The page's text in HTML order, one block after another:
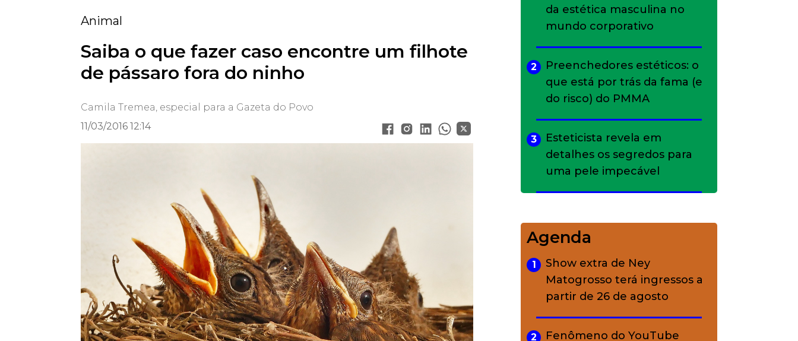
Animal
Saiba o que fazer caso encontre um filhote
de pássaro fora do ninho
Camila Tremea, especial para a Gazeta do Povo
11/03/2016 12:14
da estética masculina no
mundo corporativo
2
Preenchedores estéticos: o
que está por trás da fama (e
do risco) do PMMA
3
Esteticista revela em
detalhes os segredos para
uma pele impecável
charme rústico que
conquistou o luxo
A ciência por trás da
skincare: a função de cada
ativo
Agenda
1
Show extra de Ney
Matogrosso terá ingressos a
partir de 26 de agosto
2
Fenômeno do YouTube